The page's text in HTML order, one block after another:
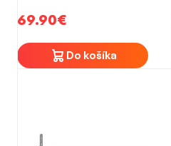
69.90€
Do košíka